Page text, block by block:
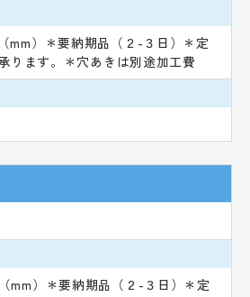
）＊要納期品（２-３日）＊定
ります。＊穴あきは別途加工費
）＊要納期品（２-３日）＊定